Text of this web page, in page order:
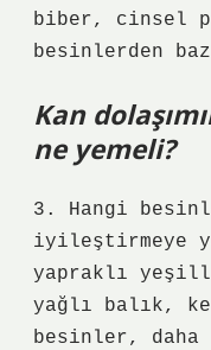
biber, cinsel
besinlerden
Kan
ne yemeli?
3. Hangi
iyileştirmeye
yapraklı
yağlı balık,
besinler, daha